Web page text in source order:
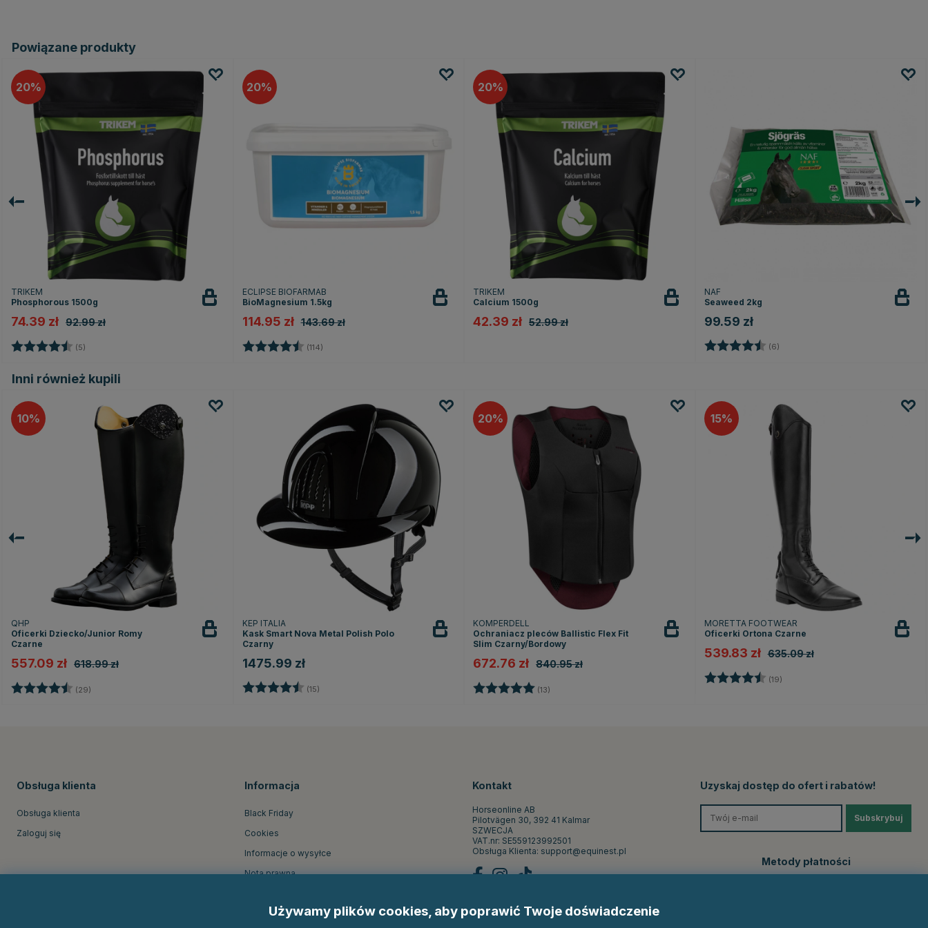
Powiązane produkty
20
TRIKEM
Phosphorous 1500g
74.39 zł 92.99 zł
Ocena: (5)
20
ECLIPSE BIOFARMAB
BioMagnesium 1.5kg
114.95 zł 143.69 zł
Ocena: (114)
20
TRIKEM
Calcium 1500g
42.39 zł 52.99 zł
NAF
Seaweed 2kg
99.59 zł
Ocena: (6)
Inni również kupili
10
QHP
Oficerki Dziecko/Junior Romy
Czarne
557.09 zł 618.99 zł
Ocena: (29)
KEP ITALIA
Kask Smart Nova Metal Polish Polo
Czarny
1475.99 zł
Ocena: (15)
20
KOMPERDELL
Ochraniacz pleców Ballistic Flex Fit
Slim Czarny/Bordowy
672.76 zł 840.95 zł
Ocena: (13)
15
MORETTA FOOTWEAR
Oficerki Ortona Czarne
539.83 zł 635.09 zł
Ocena: (19)
Obsługa klienta
Obsługa klienta
Zaloguj się
Informacja
Black Friday
Cookies
Informacje o wysyłce
Nota prawna
Regulamin sklepu
Kontakt
Horseonline AB
Pilotvägen 30, 392 41 Kalmar
SZWECJA
VAT.nr: SE559123992501
Obsługa Klienta: support@equinest.pl
Uzyskaj dostęp do ofert i rabatów!
Subskrybuj
Metody płatności
Używamy plików cookies, aby poprawić Twoje doświadczenie